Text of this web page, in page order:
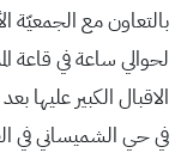
بالتعاون مع الجمعيّة
لحوالي ساعة في قاعة
الاقبال الكبير عليها
في حي الشميساني في